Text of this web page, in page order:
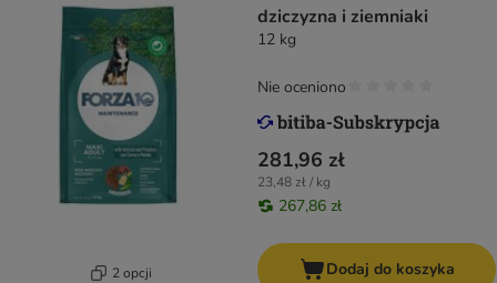
2 opcji
dziczyzna i ziemniaki
12 kg
281,96 zł
23,48 zł / kg
267,86 zł
Nie oceniono
Dodaj do koszyka